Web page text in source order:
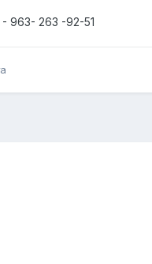
963- 263 -92-51